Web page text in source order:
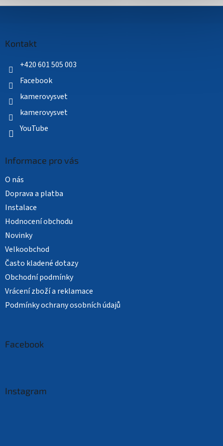
Kontakt
+420 601 505 003
Facebook
kamerovysvet
kamerovysvet
YouTube
Informace pro vás
O nás
Doprava a platba
Instalace
Hodnocení obchodu
Novinky
Velkoobchod
Často kladené dotazy
Obchodní podmínky
Vrácení zboží a reklamace
Podmínky ochrany osobních údajů
Facebook
Instagram